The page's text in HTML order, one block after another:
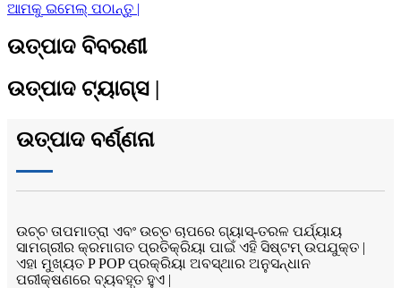
ଆମକୁ ଇମେଲ୍ ପଠାନ୍ତୁ |
ଉତ୍ପାଦ ବିବରଣୀ
ଉତ୍ପାଦ ଟ୍ୟାଗ୍ସ |
ଉତ୍ପାଦ ବର୍ଣ୍ଣନା
ଉଚ୍ଚ ତାପମାତ୍ରା ଏବଂ ଉଚ୍ଚ ଚାପରେ ଗ୍ୟାସ୍-ତରଳ ପର୍ଯ୍ୟାୟ
ସାମଗ୍ରୀର କ୍ରମାଗତ ପ୍ରତିକ୍ରିୟା ପାଇଁ ଏହି ସିଷ୍ଟମ୍ ଉପଯୁକ୍ତ |
ଏହା ମୁଖ୍ୟତ P POP ପ୍ରକ୍ରିୟା ଅବସ୍ଥାର ଅନୁସନ୍ଧାନ
ପରୀକ୍ଷଣରେ ବ୍ୟବହୃତ ହୁଏ |